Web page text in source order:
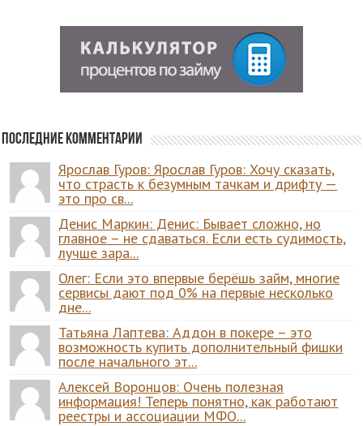
Последние комментарии
Ярослав Гуров: Ярослав Гуров: Хочу сказать,
что страсть к безумным тачкам и дрифту —
это про св...
Денис Маркин: Денис: Бывает сложно, но
главное – не сдаваться. Если есть судимость,
лучше зара...
Олег: Если это впервые берёшь займ, многие
сервисы дают под 0% на первые несколько
дне...
Татьяна Лаптева: Аддон в покере – это
возможность купить дополнительный фишки
после начального эт...
Алексей Воронцов: Очень полезная
информация! Теперь понятно, как работают
реестры и ассоциации МФО...